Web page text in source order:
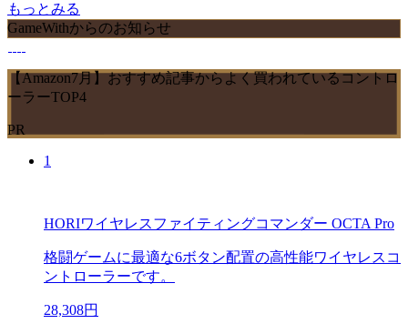
もっとみる
GameWithからのお知らせ
【Amazon7月】おすすめ記事からよく買われているコントロ
ーラーTOP4
PR
1
HORIワイヤレスファイティングコマンダー OCTA Pro
格闘ゲームに最適な6ボタン配置の高性能ワイヤレスコ
ントローラーです。
28,308円